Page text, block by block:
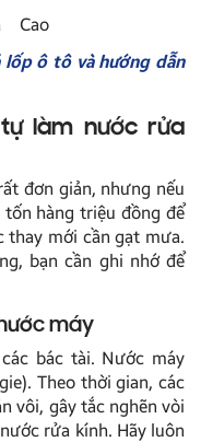
Cao
lốp ô tô và hướng dẫn
làm nước rửa
đơn giản, nhưng nếu
hàng triệu đồng để
thay mới cần gạt mưa.
bạn cần ghi nhớ để
máy
bác tài. Nước máy
Theo thời gian, các
vôi, gây tắc nghẽn vòi
rửa kính. Hãy luôn